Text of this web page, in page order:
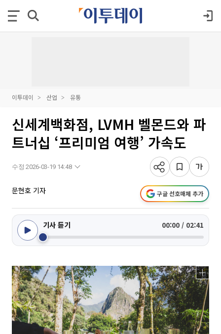
이투데이 산업 유통
신세계백화점, LVMH 벨몬드와 파
트너십 ‘프리미엄 여행’ 가속도
수정 2026-03-19 14:48
문현호 기자 구글 선호매체 추가
기사 듣기 00:00 / 02:41